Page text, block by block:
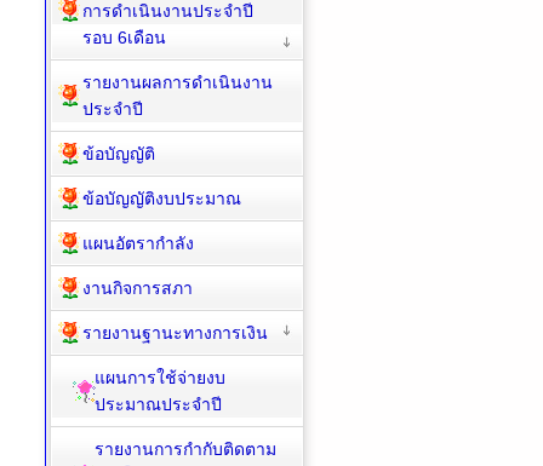
การดำเนินงานประจำปี
รอบ 6เดือน
รายงานผลการดำเนินงาน
ประจำปี
ข้อบัญญัติ
ข้อบัญญัติงบประมาณ
แผนอัตรากำลัง
งานกิจการสภา
รายงานฐานะทางการเงิน
แผนการใช้จ่ายงบ
ประมาณประจำปี
รายงานการกำกับติดตาม